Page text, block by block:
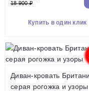
18 900 ₽
Купить в один клик
Диван-кровать
серая рогожка и узоры